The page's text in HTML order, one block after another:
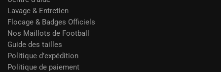
Lavage & Entretien
Flocage & Badges Officiels
Nos Maillots de Football
Guide des tailles
Politique d’expédition
Politique de paiement